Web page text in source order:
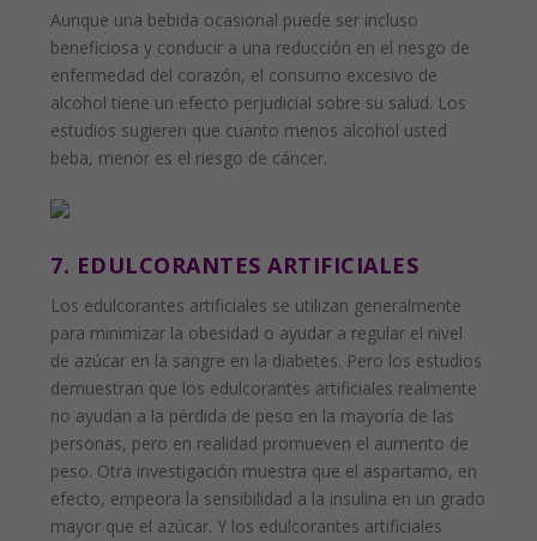
Aunque una bebida ocasional puede ser incluso
beneficiosa y conducir a una reducción en el riesgo de
enfermedad del corazón, el consumo excesivo de
alcohol tiene un efecto perjudicial sobre su salud. Los
estudios sugieren que cuanto menos alcohol usted
beba, menor es el riesgo de cáncer.
7. EDULCORANTES ARTIFICIALES
Los edulcorantes artificiales se utilizan generalmente
para minimizar la obesidad o ayudar a regular el nivel
de azúcar en la sangre en la diabetes. Pero los estudios
demuestran que los edulcorantes artificiales realmente
no ayudan a la pérdida de peso en la mayoría de las
personas, pero en realidad promueven el aumento de
peso. Otra investigación muestra que el aspartamo, en
efecto, empeora la sensibilidad a la insulina en un grado
mayor que el azúcar. Y los edulcorantes artificiales